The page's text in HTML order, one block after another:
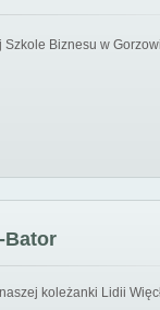
Biznesu w
Bator
koleżanki Lidii